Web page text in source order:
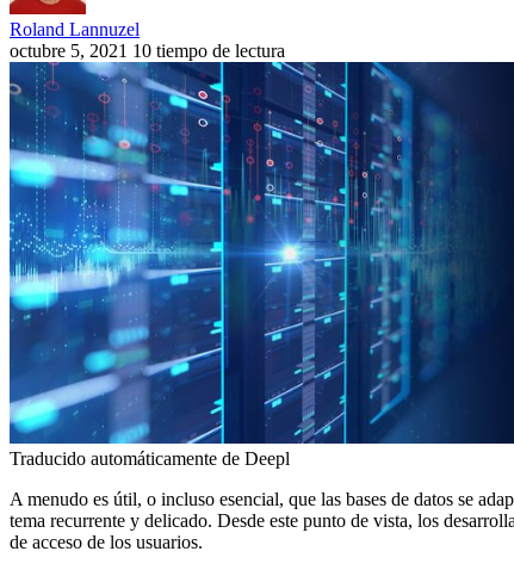
Roland Lannuzel
octubre 5, 2021 10 tiempo de lectura
Traducido automáticamente de Deepl
A menudo es útil, o incluso esencial, que las bases de datos se
tema recurrente y delicado. Desde este punto de vista, los
de acceso de los usuarios.